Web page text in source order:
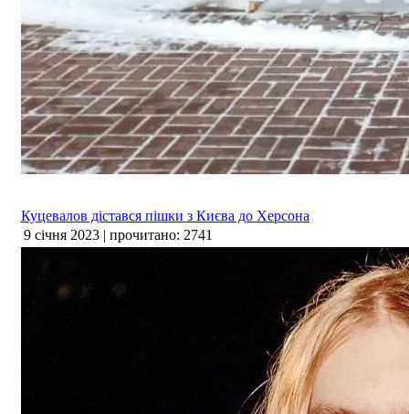
Куцевалов дістався пішки з Києва до Херсона
9 січня 2023 | прочитано: 2741